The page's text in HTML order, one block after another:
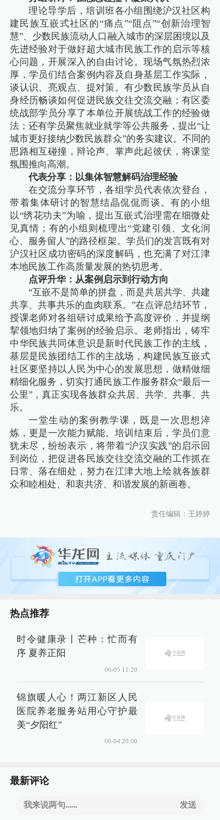
理论导学后，培训班各小组围绕沪汉社区构
建民族互嵌式社区的“痛点”“阻点”“创新治理智
慧”、少数民族流动人口融入城市的深层困境以及
先进经验对于做好超大城市民族工作的启示等核
心问题，开展深入的自由讨论。现场气氛热烈浓
厚，学员们结合案例内容及自身基层工作实际，
谈认识、亮观点、提对策。有少数民族学员从自
身经历畅谈如何促进民族交往交流交融；有区委
统战部学员分享了本单位开展统战工作的经验做
法；还有学员聚焦就业就学等公共服务，提出“让
城市更好接纳少数民族群众”的务实建议。不同的
思路相互碰撞，辩论声、掌声此起彼伏，将课堂
氛围推向高潮。
代表分享：以集体智慧解码治理经验
在交流分享环节，各组学员代表依次登台，
带着集体研讨的智慧结晶侃侃而谈。有的小组
以“绣花功夫”为喻，提出互嵌式治理需在细微处
见真情；有的小组则梳理出“党建引领、文化润
心、服务留人”的路径框架。学员们的发言既有对
沪汉社区成功密码的深度解码，也充满了对江津
本地民族工作高质量发展的热切思考。
点评升华：从案例启示到行动方向
“互嵌不是简单的拼盘，而是共居共学、共建
共享、共事共乐的血肉联系。”在点评总结环节，
授课老师对各组研讨成果给予高度评价，并提纲
挈领地归纳了案例的经验启示。老师指出，铸牢
中华民族共同体意识是新时代民族工作的主线，
基层是民族团结工作的主战场，构建民族互嵌式
社区要坚持以人民为中心的发展思想，做精做细
精细化服务，切实打通民族工作服务群众“最后一
公里”，真正实现各族群众共居、共学、共事、共
乐。
一堂生动的案例教学课，既是一次思想淬
炼，更是一次能力赋能。培训结束后，学员们意
犹未尽，纷纷表示，将带着“沪汉实践”的启示回
到岗位，把促进各民族交往交流交融的工作抓在
日常、落在细处，努力在江津大地上绘就各族群
众和睦相处、和衷共济、和谐发展的新画卷。
责任编辑：王婷婷
热点推荐
时令健康录丨芒种：忙而有
序 夏养正阳
06-05 11:20
锦旗暖人心！两江新区人民
医院养老服务站用心守护最
美“夕阳红”
06-04 20:00
最新评论
我来说两句...... 发送